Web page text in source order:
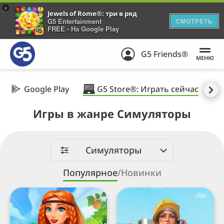
Jewels of Rome®: три в ряд
G5 Entertainment
FREE - На Google Play
СМОТРЕТЬ
+
G5 Friends® МЕНЮ
Google Play G5 Store®: Играть сейчас
Игры в жанре Симуляторы
Симуляторы
Популярное/Новинки
Harvest
Land
Virtual
Playground®: